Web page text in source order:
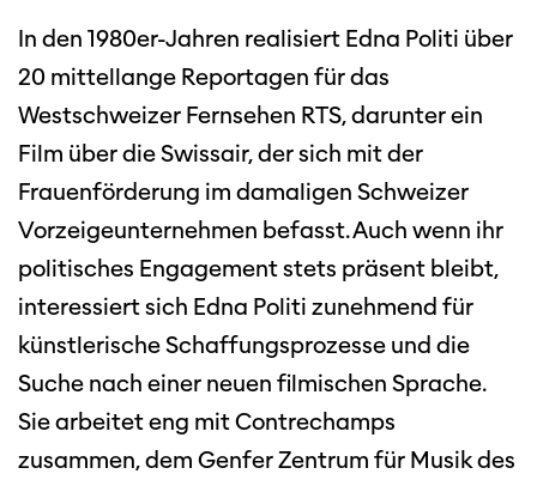
In den 1980er-Jahren realisiert Edna Politi über
20 mittellange Reportagen für das
Westschweizer Fernsehen RTS, darunter ein
Film über die Swissair, der sich mit der
Frauenförderung im damaligen Schweizer
Vorzeigeunternehmen befasst. Auch wenn ihr
politisches Engagement stets präsent bleibt,
interessiert sich Edna Politi zunehmend für
künstlerische Schaffungsprozesse und die
Suche nach einer neuen filmischen Sprache.
Sie arbeitet eng mit Contrechamps
zusammen, dem Genfer Zentrum für Musik des